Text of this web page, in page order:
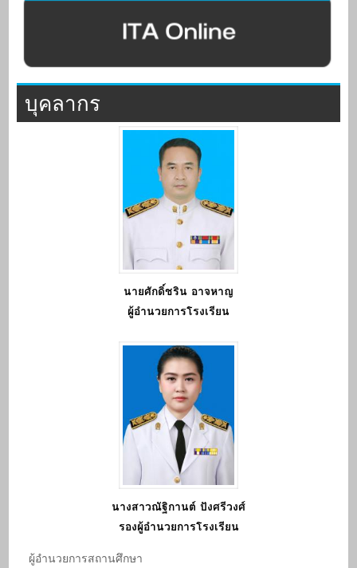
บุคลากร
นายศักดิ์ชริน อาจหาญ
ผู้อำนวยการโรงเรียน
นางสาวณัฐิกานต์ ปังศรีวงศ์
รองผู้อำนวยการโรงเรียน
ผู้อํานวยการสถานศึกษา